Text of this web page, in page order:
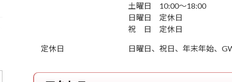
土曜日 10:00～18:00
日曜日 定休日
祝 日 定休日
定休日 日曜日、祝日、年末年始、